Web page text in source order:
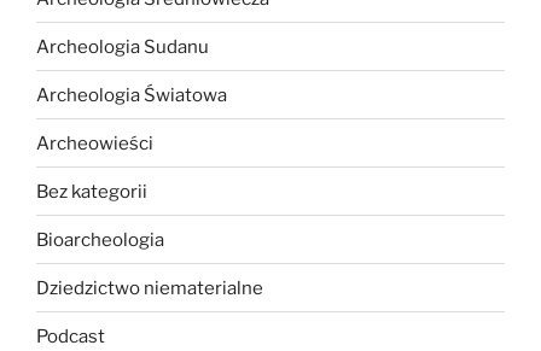
Archeologia Sudanu
Archeologia Światowa
Archeowieści
Bez kategorii
Bioarcheologia
Dziedzictwo niematerialne
Podcast